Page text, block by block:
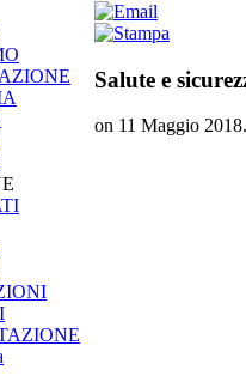
Salute e
on 11 Maggio 2018.